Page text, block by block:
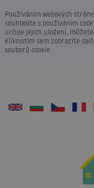
Používáním webových
souhlasíte s používáním
určuje jejich uložení,
Kliknutím sem zobrazíte
souborů cookie .